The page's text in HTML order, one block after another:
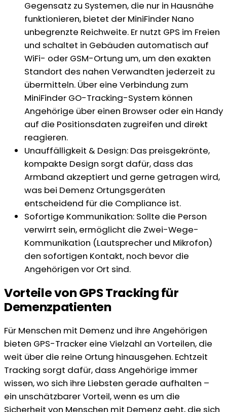
Gegensatz zu Systemen, die nur in Hausnähe
funktionieren, bietet der MiniFinder Nano
unbegrenzte Reichweite. Er nutzt GPS im Freien
und schaltet in Gebäuden automatisch auf
WiFi- oder GSM-Ortung um, um den exakten
Standort des nahen Verwandten jederzeit zu
übermitteln. Über eine Verbindung zum
MiniFinder GO-Tracking-System können
Angehörige über einen Browser oder ein Handy
auf die Positionsdaten zugreifen und direkt
reagieren.
Unauffälligkeit & Design: Das preisgekrönte,
kompakte Design sorgt dafür, dass das
Armband akzeptiert und gerne getragen wird,
was bei Demenz Ortungsgeräten
entscheidend für die Compliance ist.
Sofortige Kommunikation: Sollte die Person
verwirrt sein, ermöglicht die Zwei-Wege-
Kommunikation (Lautsprecher und Mikrofon)
den sofortigen Kontakt, noch bevor die
Angehörigen vor Ort sind.
Vorteile von GPS Tracking für
Demenzpatienten
Für Menschen mit Demenz und ihre Angehörigen
bieten GPS-Tracker eine Vielzahl an Vorteilen, die
weit über die reine Ortung hinausgehen. Echtzeit
Tracking sorgt dafür, dass Angehörige immer
wissen, wo sich ihre Liebsten gerade aufhalten –
ein unschätzbarer Vorteil, wenn es um die